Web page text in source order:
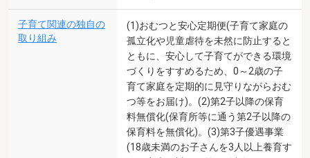
子育て関連の独自の
取り組み
(1)おむつと安心定期便(子育て家庭の
孤立化や児童虐待を未然に防止すると
ともに、安心して子育てができる環境
づくりをすすめるため、0～2歳の子
育て家庭を定期的に見守りながらおむ
つ等をお届け)。(2)第2子以降の保育
料無償化(保育所等に通う第2子以降の
保育料を無償化)。(3)第3子優遇事業
(18歳未満のお子さんを3人以上養育す